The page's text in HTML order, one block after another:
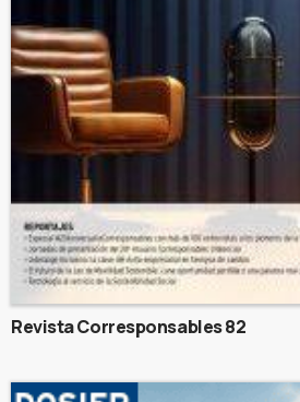
Revista Corresponsables 82